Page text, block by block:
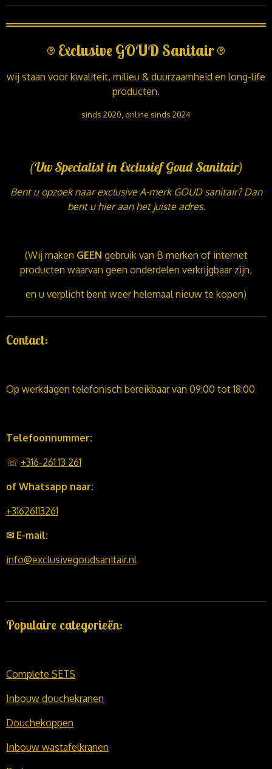
® Exclusive GOUD Sanitair®
wij staan voor kwaliteit, milieu & duurzaamheid en long-life
producten.
sinds 2020, online sinds 2024
(Uw Specialist in Exclusief Goud Sanitair)
Bent u opzoek naar exclusive A-merk GOUD sanitair? Dan
bent u hier aan het juiste adres.
(Wij maken GEEN gebruik van B merken of internet
producten waarvan geen onderdelen verkrijgbaar zijn,
en u verplicht bent weer helemaal nieuw te kopen)
Contact:
Op werkdagen telefonisch bereikbaar van 09:00 tot 18:00
Telefoonnummer:
☏ +316-261 13 261
of Whatsapp naar:
+31626113261
✉ E-mail:
info@exclusivegoudsanitair.nl
Populaire categorieën:
Complete SETS
Inbouw douchekranen
Douchekoppen
Inbouw wastafelkranen